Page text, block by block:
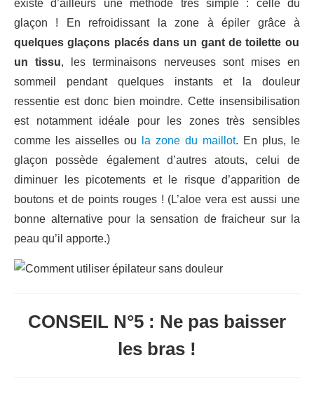
existe d’ailleurs une méthode très simple : celle du
glaçon ! En refroidissant la zone à épiler grâce à
quelques glaçons placés dans un gant de toilette ou
un tissu, les terminaisons nerveuses sont mises en
sommeil pendant quelques instants et la douleur
ressentie est donc bien moindre. Cette insensibilisation
est notamment idéale pour les zones très sensibles
comme les aisselles ou
la zone du maillot. En plus, le
glaçon possède également d’autres atouts, celui de
diminuer les picotements et le risque d’apparition de
boutons et de points rouges ! (L’aloe vera est aussi une
bonne alternative pour la sensation de fraicheur sur la
peau qu’il apporte.)
CONSEIL N°5 : Ne pas baisser
les bras !